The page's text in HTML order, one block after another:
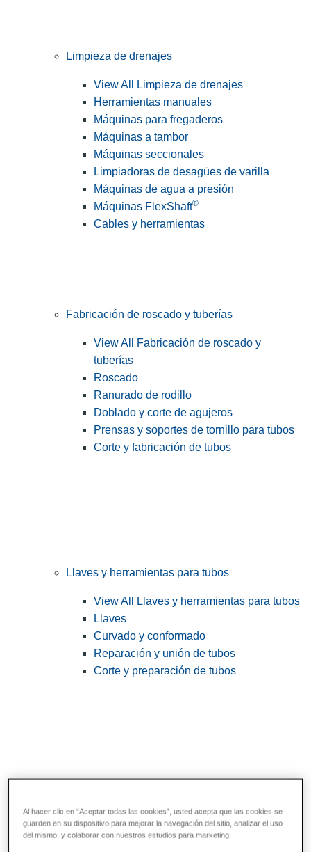
Limpieza de drenajes
View All Limpieza de drenajes
Herramientas manuales
Máquinas para fregaderos
Máquinas a tambor
Máquinas seccionales
Limpiadoras de desagües de varilla
Máquinas de agua a presión
Máquinas FlexShaft®
Cables y herramientas
Fabricación de roscado y tuberías
View All Fabricación de roscado y
tuberías
Roscado
Ranurado de rodillo
Doblado y corte de agujeros
Prensas y soportes de tornillo para tubos
Corte y fabricación de tubos
Llaves y herramientas para tubos
View All Llaves y herramientas para tubos
Llaves
Curvado y conformado
Reparación y unión de tubos
Corte y preparación de tubos
Herramientas de servicios públicos y de
Al hacer clic en “Aceptar todas las cookies”, usted acepta que las cookies se
guarden en su dispositivo para mejorar la navegación del sitio, analizar el uso
del mismo, y colaborar con nuestros estudios para marketing.